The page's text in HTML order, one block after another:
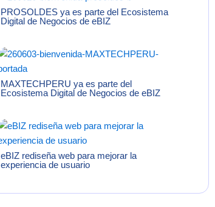
PROSOLDES ya es parte del Ecosistema
Digital de Negocios de eBIZ
MAXTECHPERU ya es parte del
Ecosistema Digital de Negocios de eBIZ
eBIZ rediseña web para mejorar la
experiencia de usuario